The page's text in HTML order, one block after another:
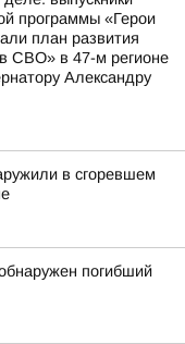
программы «Герои
план развития
СВО» в 47-м регионе
Александру
в сгоревшем
погибший